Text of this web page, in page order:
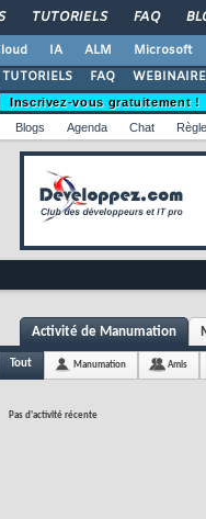
TUTORIELS FAQ
IA ALM Microsoft
TUTORIELS
FAQ
Inscrivez-vous gratuitement !
Blogs Agenda Chat
Activité de Manumation
Tout Manumation Amis
Pas d'activité récente